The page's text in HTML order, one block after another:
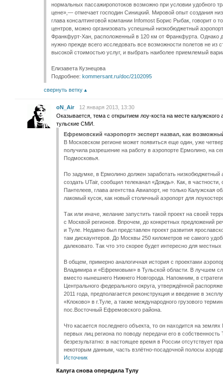
нормальных пассажиропотоков возможно при условии удобного
цене»,— отмечает господин Синицкий. Мировой опыт создания
глава консалтинговой компании Infomost Борис Рыбак, говорит о
центров, можно организовать успешный низкобюджетный
Франкфурт-Хан, расположенный в 120 км от Франкфурта. Однако
нужно прежде всего исследовать все возможности полетов не из
высокой стоимостью услуг, и выбрать наиболее приемлемый
Елизавета Кузнецова
Подробнее: kommersant.ru/doc/2102095
свернуть ветку
oN_Air
12 января 2013, 13:30
Оказывается, тема с открытием лоу-коста на месте
тульские СМИ.
Ефремовский «аэропорт» эксперт назвал, как
В Московском регионе может появиться еще один, уже
получила разрешение на работу в аэропорте Ермолино, на
Подмосковья.
По задумке, в Ермолино должен заработать низкобюджетный
создать UTair, сообщил телеканал «Дождь». Как, в
Пантелеев, глава агентства Авиапорт, не только Калужская
лакомый кусок, как новый столичный аэропорт для
Так или иначе, желание запустить такой проект на своей
с Москвой регионов. Впрочем, до конкретных предложений
и Туле. Недавно был представлен проект развития
там дискаунтеров. До Москвы 250 километров не самого
далековато. Так что это скорее будет интересно для
В общем, примерно аналогичная история с проектами
Владимира и «Ефремовым» в Тульской области. В лучшем
вместо нынешнего Нижнего Новгорода. Напомним, в
Центрального федерального округа, утверждённой
2011 года, предполагается реконструкция и введение в
«Клоково» в г.Туле, а также международного грузового
пос.Восточный Ефремовского района.
Что касается последнего объекта, то он находится на
первых лиц региона по поводу передачи его в собственность
безрезультатно: в настоящее время в России отсутствует
некоторым данным, часть взлётно-посадочной полосы
Источник
Калуга снова опередила Тулу